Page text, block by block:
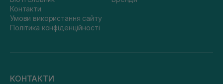
Контакти
Умови використання сайту
Політика конфіденційності
КОНТАКТИ